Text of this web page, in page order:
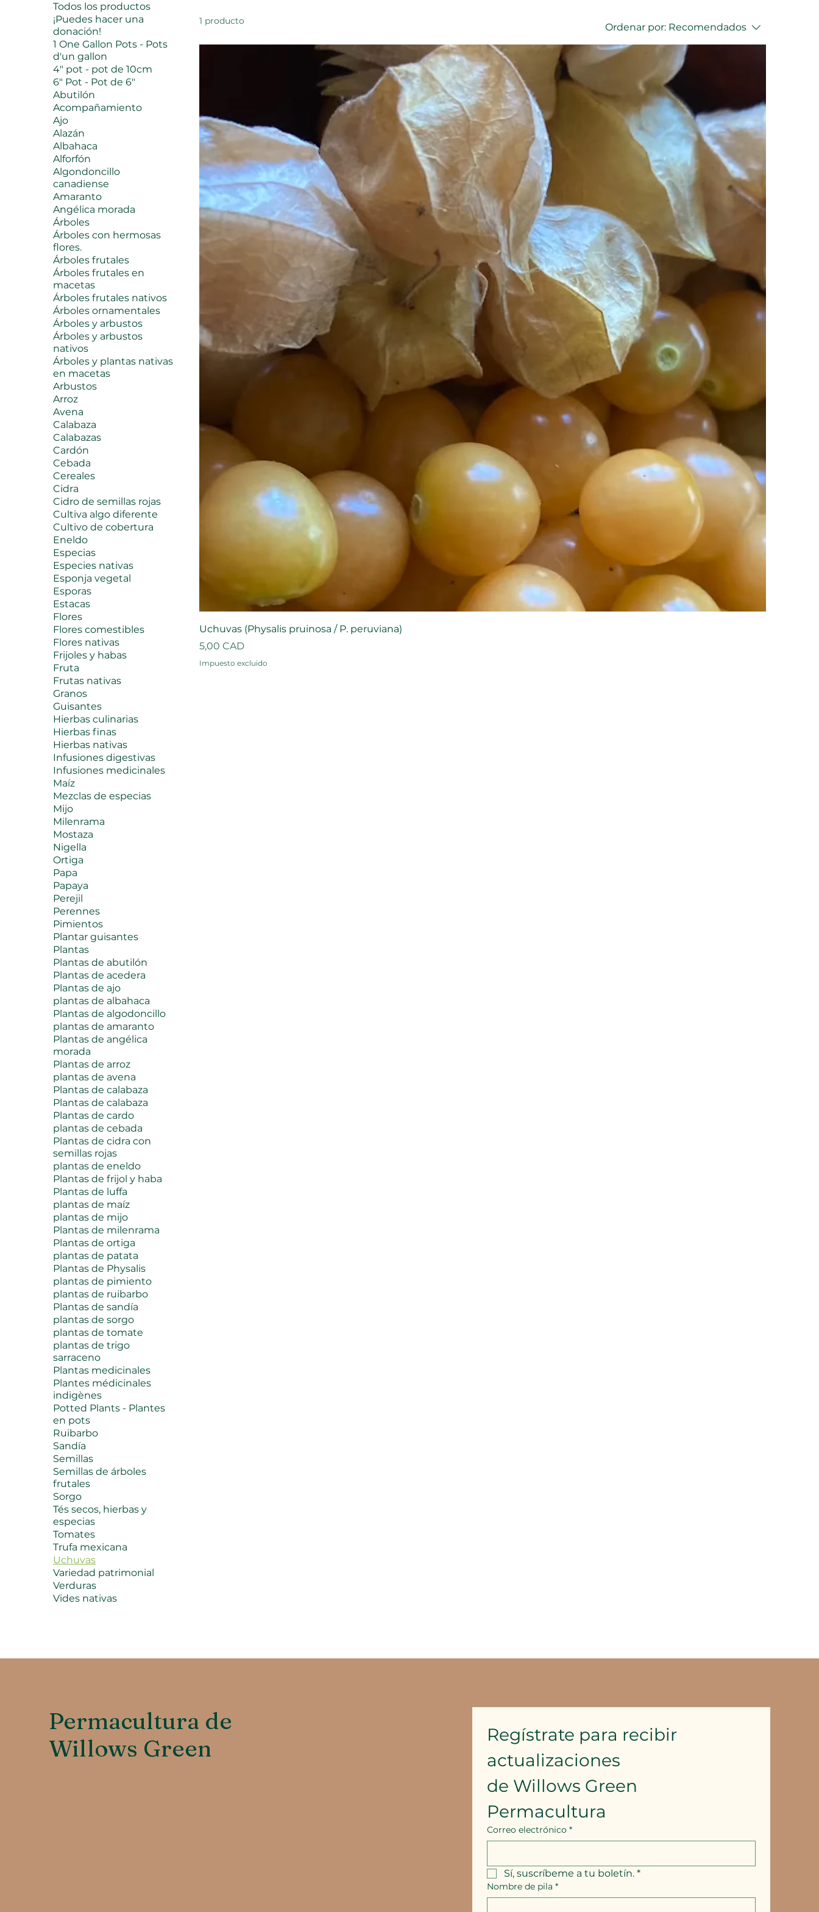
Todos los productos
¡Puedes hacer una
donación!
1 One Gallon Pots - Pots
d'un gallon
4" pot - pot de 10cm
6" Pot - Pot de 6"
Abutilón
Acompañamiento
Ajo
Alazán
Albahaca
Alforfón
Algondoncillo
canadiense
Amaranto
Angélica morada
Árboles
Árboles con hermosas
flores.
Árboles frutales
Árboles frutales en
macetas
Árboles frutales nativos
Árboles ornamentales
Árboles y arbustos
Árboles y arbustos
nativos
Árboles y plantas nativas
en macetas
Arbustos
Arroz
Avena
Calabaza
Calabazas
Cardón
Cebada
Cereales
Cidra
Cidro de semillas rojas
Cultiva algo diferente
Cultivo de cobertura
Eneldo
Especias
Especies nativas
Esponja vegetal
Esporas
Estacas
Flores
Flores comestibles
Flores nativas
Frijoles y habas
Fruta
Frutas nativas
Granos
Guisantes
Hierbas culinarias
Hierbas finas
Hierbas nativas
Infusiones digestivas
Infusiones medicinales
Maíz
Mezclas de especias
Mijo
Milenrama
Mostaza
Nigella
Ortiga
Papa
Papaya
Perejil
Perennes
Pimientos
Plantar guisantes
Plantas
Plantas de abutilón
Plantas de acedera
Plantas de ajo
plantas de albahaca
Plantas de algodoncillo
plantas de amaranto
Plantas de angélica
morada
Plantas de arroz
plantas de avena
Plantas de calabaza
Plantas de calabaza
Plantas de cardo
plantas de cebada
Plantas de cidra con
semillas rojas
plantas de eneldo
Plantas de frijol y haba
Plantas de luffa
plantas de maíz
plantas de mijo
Plantas de milenrama
Plantas de ortiga
plantas de patata
Plantas de Physalis
plantas de pimiento
plantas de ruibarbo
Plantas de sandía
plantas de sorgo
plantas de tomate
plantas de trigo
sarraceno
Plantas medicinales
Plantes médicinales
indigènes
Potted Plants - Plantes
en pots
Ruibarbo
Sandía
Semillas
Semillas de árboles
frutales
Sorgo
Tés secos, hierbas y
especias
Tomates
Trufa mexicana
Uchuvas
Variedad patrimonial
Verduras
Vides nativas
1 producto
Ordenar por: Recomendados
Uchuvas (Physalis pruinosa / P. peruviana)
Precio
5,00 CAD
Impuesto excluido
Permacultura de
Willows Green
Regístrate para recibir
actualizaciones
de Willows Green
Permacultura
Correo electrónico *
Sí, suscríbeme a tu boletín. *
Nombre de pila *